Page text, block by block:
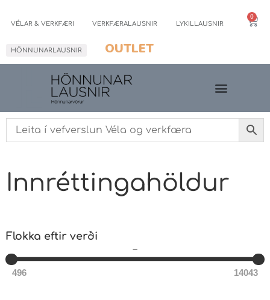
VÉLAR & VERKFÆRI VERKFÆRALAUSNIR LYKILLAUSNIR
HÖNNUNARLAUSNIR OUTLET
0
Innréttingahöldur
Flokka eftir verði
–
496 14043